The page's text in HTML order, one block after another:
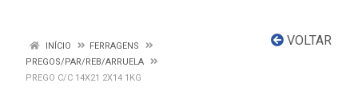
VOLTAR
INÍCIO
FERRAGENS
PREGOS/PAR/REB/ARRUELA
PREGO C/C 14X21 2X14 1KG